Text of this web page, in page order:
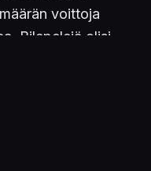
voittoja
Bilepelejä olisi